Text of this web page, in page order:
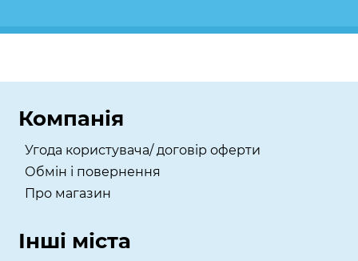
Компанія
Угода користувача/ договір оферти
Обмін і повернення
Про магазин
Інші міста